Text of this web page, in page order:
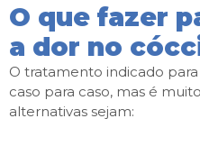
O que fazer
a dor no
O tratamento indicado
caso para caso, mas é
alternativas sejam: